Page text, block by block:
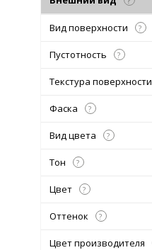
Вид поверхности ?
Пустотность ?
Текстура поверхности
Фаска ?
Вид цвета ?
Тон ?
Цвет ?
Оттенок ?
Цвет производителя